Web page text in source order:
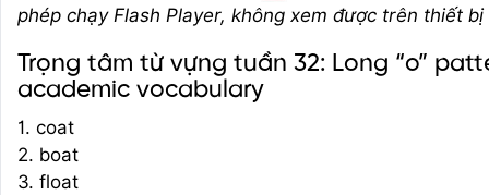
phép chạy Flash Player, không xem được trên thiết bị
Trọng tâm từ vựng tuần 32: Long “o”
academic vocabulary
1. coat
2. boat
3. float